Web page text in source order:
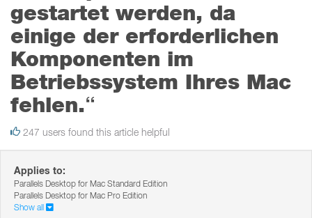
gestartet werden, da
einige der erforderlichen
Komponenten im
Betriebssystem Ihres Mac
fehlen.“
247 users found this article helpful
Applies to:
Parallels Desktop for Mac Standard Edition
Parallels Desktop for Mac Pro Edition
Show all